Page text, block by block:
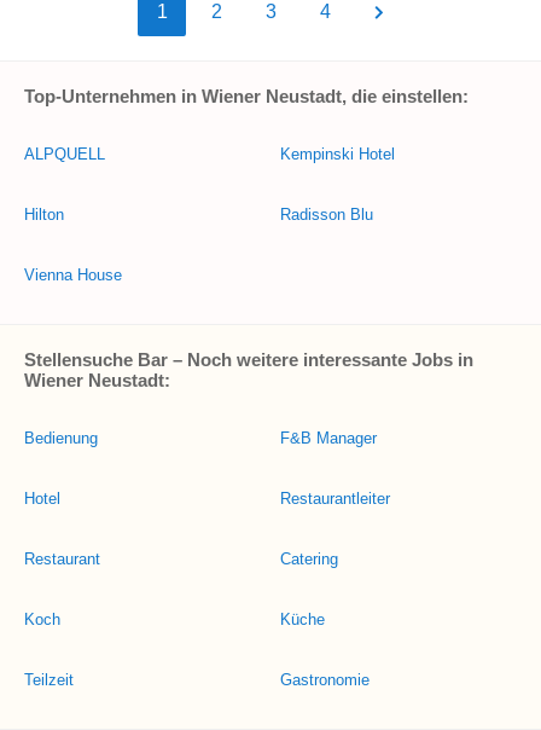
1 2 3 4
Top-Unternehmen in Wiener Neustadt, die einstellen:
ALPQUELL
Hilton
Vienna House
Kempinski Hotel
Radisson Blu
Stellensuche Bar – Noch weitere interessante Jobs in
Wiener Neustadt:
Bedienung
Hotel
Restaurant
Koch
Teilzeit
F&B Manager
Restaurantleiter
Catering
Küche
Gastronomie